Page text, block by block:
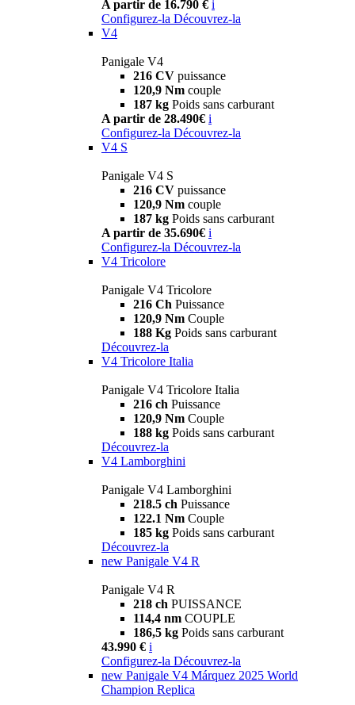
A partir de 16.790 € i
Configurez-la Découvrez-la
V4
Panigale V4
216 CV puissance
120,9 Nm couple
187 kg Poids sans carburant
A partir de 28.490€ i
Configurez-la Découvrez-la
V4 S
Panigale V4 S
216 CV puissance
120,9 Nm couple
187 kg Poids sans carburant
A partir de 35.690€ i
Configurez-la Découvrez-la
V4 Tricolore
Panigale V4 Tricolore
216 Ch Puissance
120,9 Nm Couple
188 Kg Poids sans carburant
Découvrez-la
V4 Tricolore Italia
Panigale V4 Tricolore Italia
216 ch Puissance
120,9 Nm Couple
188 kg Poids sans carburant
Découvrez-la
V4 Lamborghini
Panigale V4 Lamborghini
218.5 ch Puissance
122.1 Nm Couple
185 kg Poids sans carburant
Découvrez-la
new Panigale V4 R
Panigale V4 R
218 ch PUISSANCE
114,4 nm COUPLE
186,5 kg Poids sans carburant
43.990 € i
Configurez-la Découvrez-la
new Panigale V4 Márquez 2025 World
Champion Replica